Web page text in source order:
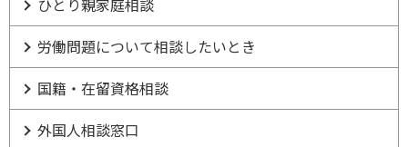
ひとり親家庭相談
労働問題について相談したいとき
国籍・在留資格相談
外国人相談窓口